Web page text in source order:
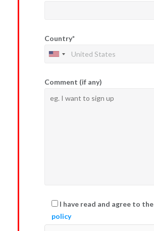
Country*
Comment (if any)
I have read and agree to the
policy